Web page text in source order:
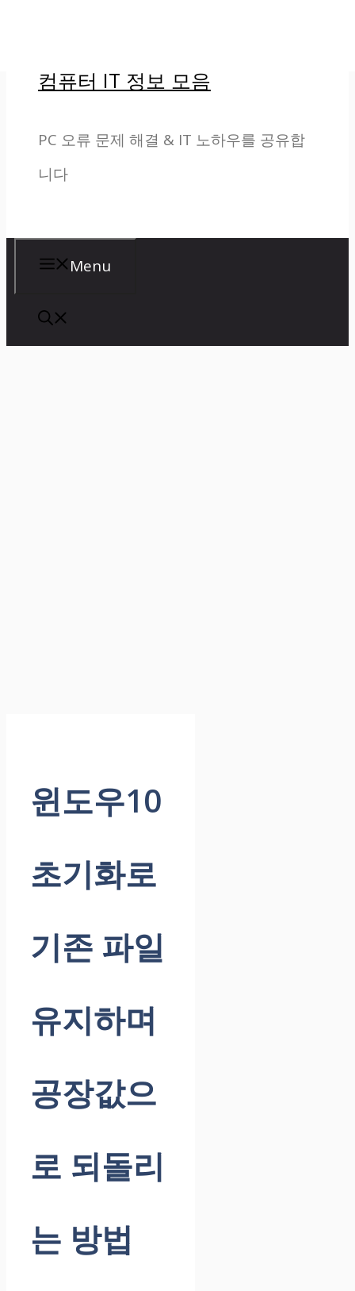
컴퓨터 IT 정보 모음
PC 오류 문제 해결 & IT 노하우를 공유합
니다
Menu
윈도우10
초기화로
기존 파일
유지하며
공장값으
로 되돌리
는 방법